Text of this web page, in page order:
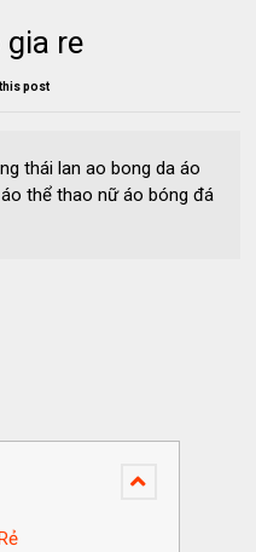
re
this post
thái lan ao bong da áo
thể thao nữ áo bóng đá